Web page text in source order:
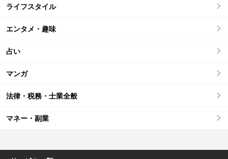
ライフスタイル
エンタメ・趣味
占い
マンガ
法律・税務・士業全般
マネー・副業